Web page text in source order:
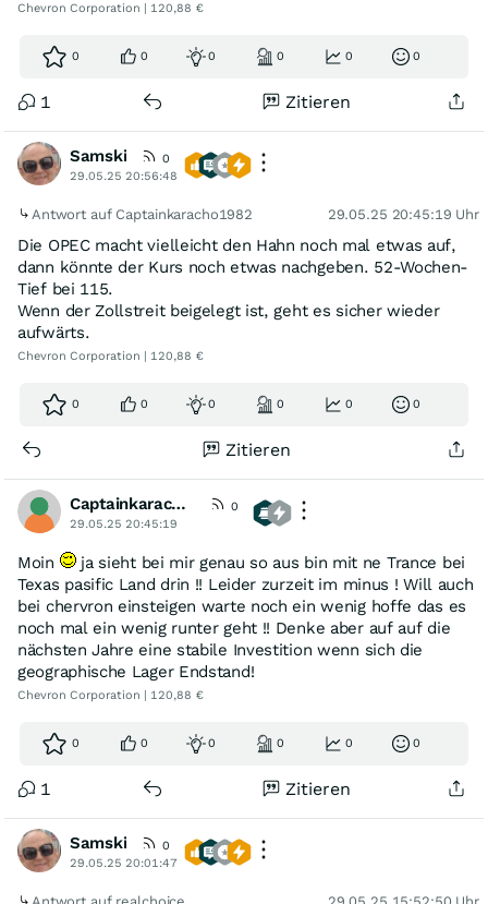
Chevron Corporation | 120,88 €
0 0 0 0 0 0
1 Zitieren
Samski
0
29.05.25 20:56:48
Antwort auf Captainkaracho1982 29.05.25 20:45:19 Uhr
Die OPEC macht vielleicht den Hahn noch mal etwas auf,
dann könnte der Kurs noch etwas nachgeben. 52-Wochen-
Tief bei 115.
Wenn der Zollstreit beigelegt ist, geht es sicher wieder
aufwärts.
Chevron Corporation | 120,88 €
0 0 0 0 0 0
Zitieren
Captainkaracho1982
0
29.05.25 20:45:19
Moin
ja sieht bei mir genau so aus bin mit ne Trance bei
Texas pasific Land drin !! Leider zurzeit im minus ! Will auch
bei chervron einsteigen warte noch ein wenig hoffe das es
noch mal ein wenig runter geht !! Denke aber auf auf die
nächsten Jahre eine stabile Investition wenn sich die
geographische Lager Endstand!
Chevron Corporation | 120,88 €
0 0 0 0 0 0
1 Zitieren
Samski
0
29.05.25 20:01:47